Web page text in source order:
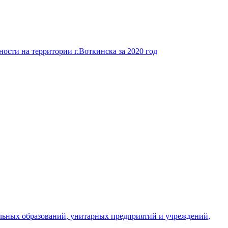
на территории г.Воткинска за 2020 год
образований, унитарных предприятий и учреждений,